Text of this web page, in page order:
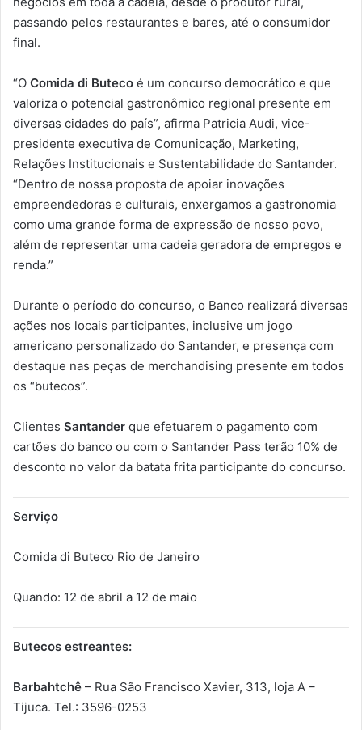
passando pelos restaurantes e bares, até o consumidor
final.
“O Comida di Buteco é um concurso democrático e que
valoriza o potencial gastronômico regional presente em
diversas cidades do país”, afirma Patricia Audi, vice-
presidente executiva de Comunicação, Marketing,
Relações Institucionais e Sustentabilidade do Santander.
“Dentro de nossa proposta de apoiar inovações
empreendedoras e culturais, enxergamos a gastronomia
como uma grande forma de expressão de nosso povo,
além de representar uma cadeia geradora de empregos e
renda.”
Durante o período do concurso, o Banco realizará diversas
ações nos locais participantes, inclusive um jogo
americano personalizado do Santander, e presença com
destaque nas peças de merchandising presente em todos
os “butecos”.
Clientes Santander que efetuarem o pagamento com
cartões do banco ou com o Santander Pass terão 10% de
desconto no valor da batata frita participante do concurso.
Serviço
Comida di Buteco Rio de Janeiro
Quando: 12 de abril a 12 de maio
Butecos estreantes:
Barbahtchê – Rua São Francisco Xavier, 313, loja A –
Tijuca. Tel.: 3596-0253